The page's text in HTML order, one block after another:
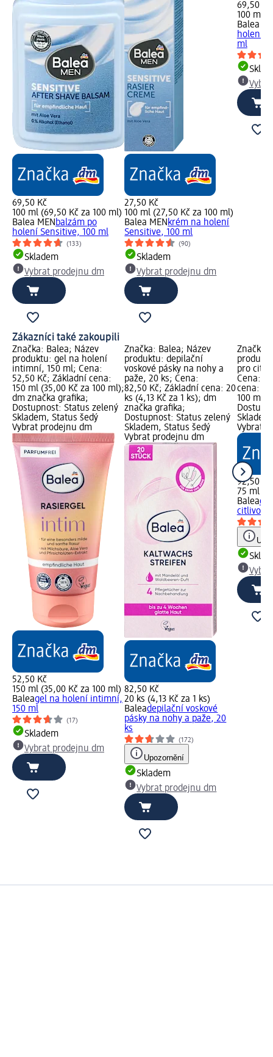
69,50 Kč
100 ml (69,50 Kč za 100 ml)
Balea MENbalzám po
holení Sensitive, 100 ml
(133)
Skladem
Vybrat prodejnu dm
27,50 Kč
100 ml (27,50 Kč za 100 ml)
Balea MENkrém na holení
Sensitive, 100 ml
(90)
Skladem
Vybrat prodejnu dm
69,50 Kč
100 ml
Balea
holení
ml
Zákazníci také zakoupili
Značka: Balea; Název
produktu: gel na holení
intimní, 150 ml; Cena:
52,50 Kč; Základní cena:
150 ml (35,00 Kč za 100 ml);
dm značka grafika;
Dostupnost: Status zelený
Skladem, Status šedý
Vybrat prodejnu dm
52,50 Kč
150 ml (35,00 Kč za 100 ml)
Baleagel na holení intimní,
150 ml
(17)
Skladem
Vybrat prodejnu dm
Značka: Balea; Název
produktu: depilační
voskové pásky na nohy a
paže, 20 ks; Cena:
82,50 Kč; Základní cena: 20
ks (4,13 Kč za 1 ks); dm
značka grafika;
Dostupnost: Status zelený
Skladem, Status šedý
Vybrat prodejnu dm
82,50 Kč
20 ks (4,13 Kč za 1 ks)
Baleadepilační voskové
pásky na nohy a paže, 20
ks
(172)
Upozornění
Skladem
Vybrat prodejnu dm
Značka:
pro
Cena:
cena: 75
100 ml);
Vybrat
92,50 Kč
75 ml
Balea
citlivou